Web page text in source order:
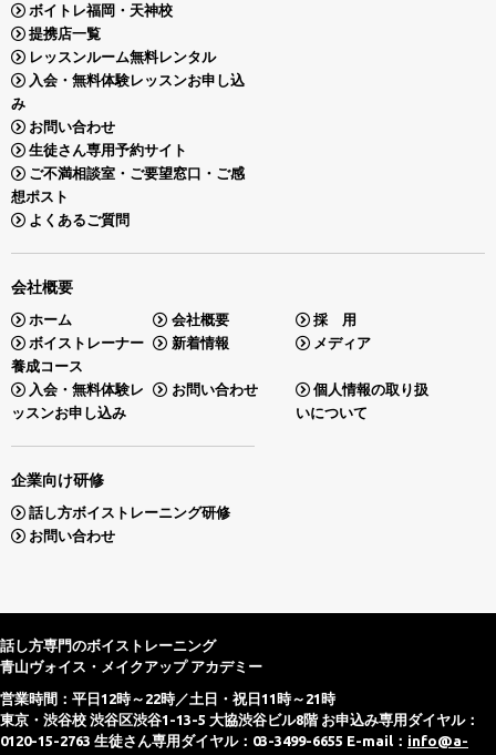
ボイトレ福岡・天神校
提携店一覧
レッスンルーム無料レンタル
入会・無料体験レッスンお申し込
み
お問い合わせ
生徒さん専用予約サイト
ご不満相談室・ご要望窓口・ご感
想ポスト
よくあるご質問
会社概要
ホーム 会社概要
採 用
ボイストレーナー
養成コース
新着情報 メディア
入会・無料体験レ
ッスンお申し込み
お問い合わせ
個人情報の取り扱
いについて
企業向け研修
話し方ボイストレーニング研修
お問い合わせ
話し方専門のボイストレーニング
青山ヴォイス・メイクアップ アカデミー
営業時間：平日12時～22時／土日・祝日11時～21時
東京・渋谷校 渋谷区渋谷1-13-5 大協渋谷ビル8階 お申込み専用ダイヤル：
0120-15-2763 生徒さん専用ダイヤル：03-3499-6655 E-mail： info@a-